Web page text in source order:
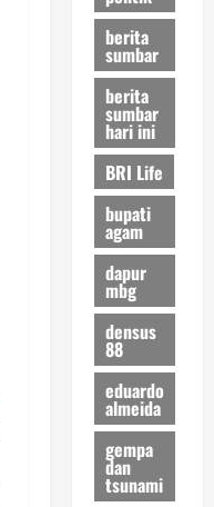
berita
sumbar
berita
sumbar
hari ini
BRI Life
bupati
agam
dapur
mbg
densus
88
eduardo
almeida
gempa
dan
tsunami